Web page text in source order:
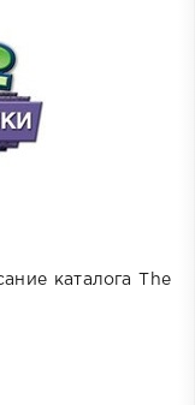
каталога The